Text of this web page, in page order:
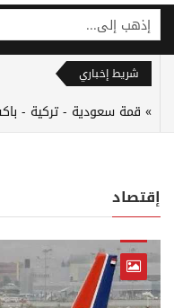
إذهب إلى...
شريط إخباري
قمة سعودية - تركية -
إقتصاد